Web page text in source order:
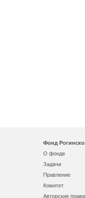
Фонд
О фонде
Задачи
Правление
Комитет
Авторские права